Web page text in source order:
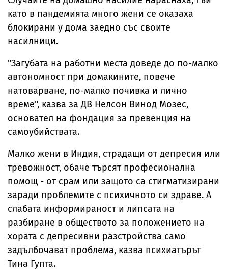
като в пандемията много жени се оказаха
блокирани у дома заедно със своите
насилници.
"Загубата на работни места доведе до по-малко
автономност при домакините, повече
натоварване, по-малко почивка и лично
време", казва за ДВ Нелсон Винод Мозес,
основател на фондация за превенция на
самоубийствата.
Малко жени в Индия, страдащи от депресия или
тревожност, обаче търсят професионална
помощ - от срам или защото са стигматизирани
заради проблемите с психичното си здраве. А
слабата информираност и липсата на
разбиране в обществото за положението на
хората с депресивни разстройства само
задълбочават проблема, казва психиатърът
Тина Гупта.